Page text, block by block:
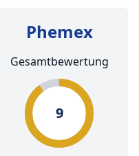
Phemex
Gesamtbewertung
9